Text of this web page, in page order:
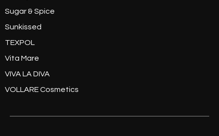
Sugar & Spice
Sunkissed
TEXPOL
Vita Mare
VIVA LA DIVA
VOLLARE Cosmetics